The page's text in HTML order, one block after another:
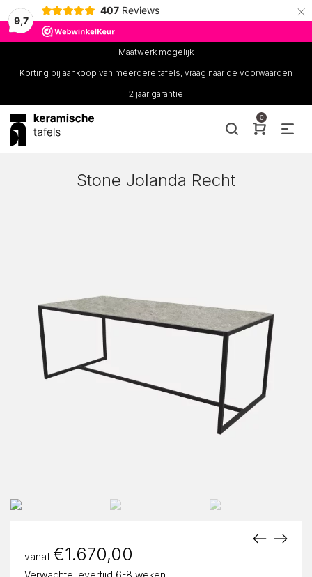
9,7
407 Reviews ×
Maatwerk mogelijk
Korting bij aankoop van meerdere tafels, vraag naar de voorwaarden
2 jaar garantie
0
Stone Jolanda Recht
vanaf €1.670,00
Verwachte levertijd 6-8 weken